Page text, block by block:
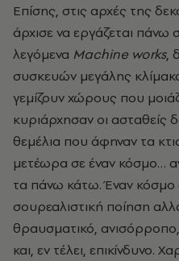
Επίσης, στις αρχές της
άρχισε να εργάζεται πάνω
λεγόμενα Machine works,
συσκευών μεγάλης
γεμίζουν χώρους που
κυριάρχησαν οι ασταθείς
θεμέλια που άφηναν τα
μετέωρα σε έναν κόσμο…
τα πάνω κάτω. Έναν κόσμο
σουρεαλιστική ποίηση
θραυσματικό,
και, εν τέλει, επικίνδυνο.